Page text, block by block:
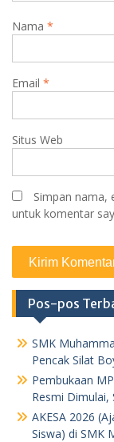
Nama *
Email *
Situs Web
Simpan nama,
untuk komentar
Pos-pos
SMK
Pencak Silat
Pembukaan
Resmi Dimulai,
AKESA 2026
Siswa) di SMK